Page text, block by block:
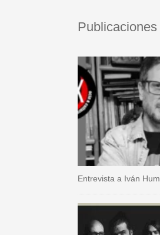
Entrevista a Iván